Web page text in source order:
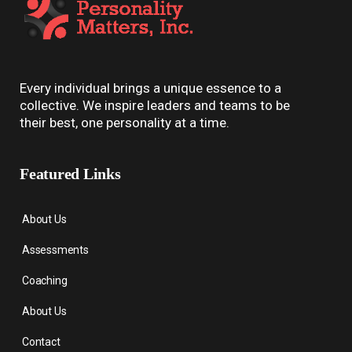
Every individual brings a unique essence to a
collective. We inspire leaders and teams to be
their best, one personality at a time.
Featured Links
About Us
Assessments
Coaching
About Us
Contact